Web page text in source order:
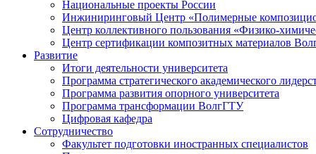
Национальные проекты России
Инжиниринговый Центр «Полимерные
Центр коллективного пользования «Физико-
Центр сертификации композитных материалов
Развитие
Итоги деятельности университета
Программа стратегического академического
Программа развития опорного университета
Программа трансформации ВолгГТУ
Цифровая кафедра
Сотрудничество
Факультет подготовки иностранных специалистов